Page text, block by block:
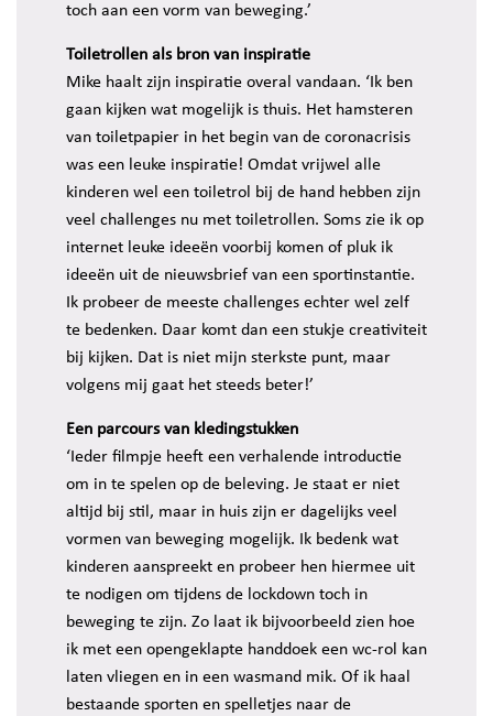
toch aan een vorm van beweging.’
Toiletrollen als bron van inspiratie
Mike haalt zijn inspiratie overal vandaan. ‘Ik ben
gaan kijken wat mogelijk is thuis. Het hamsteren
van toiletpapier in het begin van de coronacrisis
was een leuke inspiratie! Omdat vrijwel alle
kinderen wel een toiletrol bij de hand hebben zijn
veel challenges nu met toiletrollen. Soms zie ik op
internet leuke ideeën voorbij komen of pluk ik
ideeën uit de nieuwsbrief van een sportinstantie.
Ik probeer de meeste challenges echter wel zelf
te bedenken. Daar komt dan een stukje creativiteit
bij kijken. Dat is niet mijn sterkste punt, maar
volgens mij gaat het steeds beter!’
Een parcours van kledingstukken
‘Ieder filmpje heeft een verhalende introductie
om in te spelen op de beleving. Je staat er niet
altijd bij stil, maar in huis zijn er dagelijks veel
vormen van beweging mogelijk. Ik bedenk wat
kinderen aanspreekt en probeer hen hiermee uit
te nodigen om tijdens de lockdown toch in
beweging te zijn. Zo laat ik bijvoorbeeld zien hoe
ik met een opengeklapte handdoek een wc-rol kan
laten vliegen en in een wasmand mik. Of ik haal
bestaande sporten en spelletjes naar de